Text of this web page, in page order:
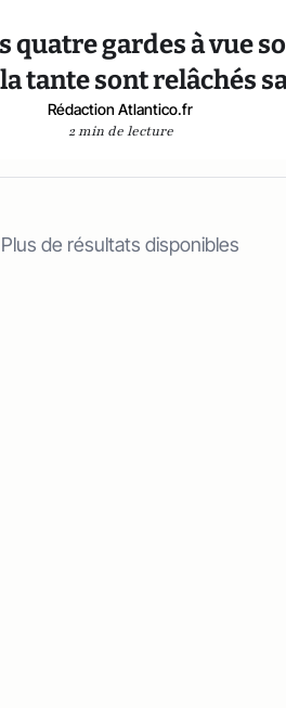
gardes à vue
tante sont relâchés
Rédaction Atlantico.fr
2 min de lecture
Plus de résultats disponibles